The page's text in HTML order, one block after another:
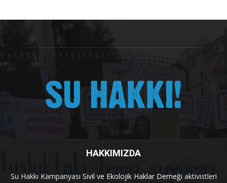
HAKKIMIZDA
Su Hakkı Kampanyası Sivil ve Ekolojik Haklar Derneği aktivistleri